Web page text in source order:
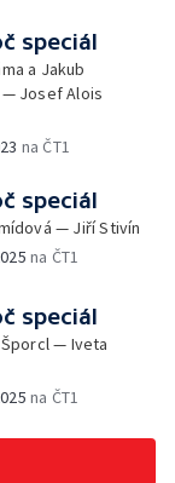
speciál
a Jakub
Josef Alois
na ČT1
speciál
— Jiří Stivín
na ČT1
speciál
— Iveta
na ČT1